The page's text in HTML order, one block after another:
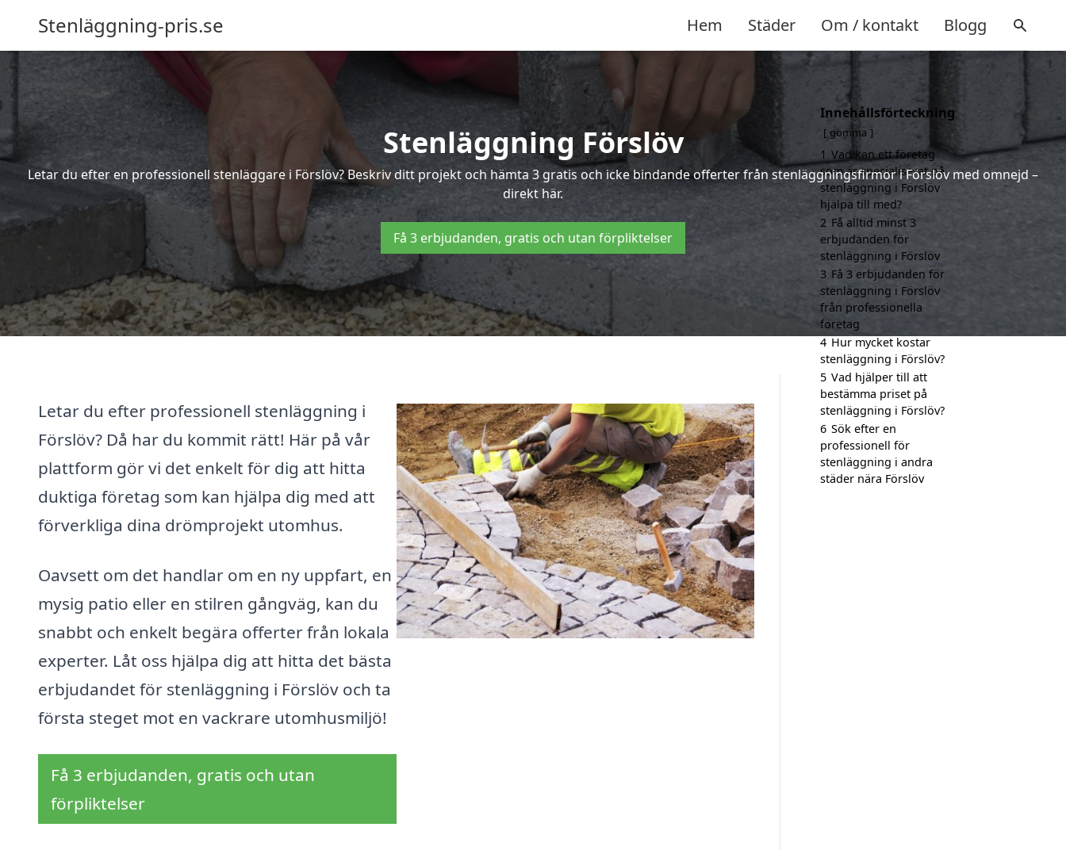
Stenläggning-pris.se Hem Städer Om / kontakt Blogg
Stenläggning Förslöv
Letar du efter en professionell stenläggare i Förslöv? Beskriv ditt projekt och hämta 3 gratis och icke bindande offerter från stenläggningsfirmor i Förslöv med omnejd –
direkt här.
Få 3 erbjudanden, gratis och utan förpliktelser
Letar du efter professionell stenläggning i
Förslöv? Då har du kommit rätt! Här på vår
plattform gör vi det enkelt för dig att hitta
duktiga företag som kan hjälpa dig med att
förverkliga dina drömprojekt utomhus.
Oavsett om det handlar om en ny uppfart, en
mysig patio eller en stilren gångväg, kan du
snabbt och enkelt begära offerter från lokala
experter. Låt oss hjälpa dig att hitta det bästa
erbjudandet för stenläggning i Förslöv och ta
första steget mot en vackrare utomhusmiljö!
Få 3 erbjudanden, gratis och utan
förpliktelser
Innehållsförteckning
gömma
1 Vad kan ett företag
som är specialiserat på
stenläggning i Förslöv
hjälpa till med?
2 Få alltid minst 3
erbjudanden för
stenläggning i Förslöv
3 Få 3 erbjudanden för
stenläggning i Förslöv
från professionella
företag
4 Hur mycket kostar
stenläggning i Förslöv?
5 Vad hjälper till att
bestämma priset på
stenläggning i Förslöv?
6 Sök efter en
professionell för
stenläggning i andra
städer nära Förslöv